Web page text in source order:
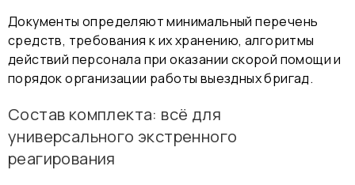
Документы определяют минимальный перечень
средств, требования к их хранению, алгоритмы
действий персонала при оказании скорой помощи и
порядок организации работы выездных бригад.
Состав комплекта: всё для
универсального экстренного
реагирования